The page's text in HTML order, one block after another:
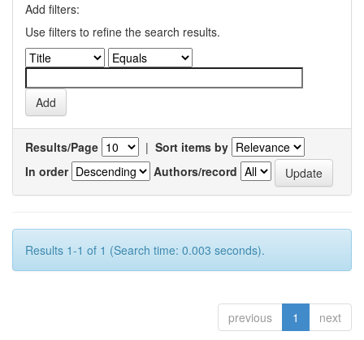
Add filters:
Use filters to refine the search results.
Results/Page | Sort items by
In order
Authors/record
Results 1-1 of 1 (Search time: 0.003 seconds).
previous 1 next